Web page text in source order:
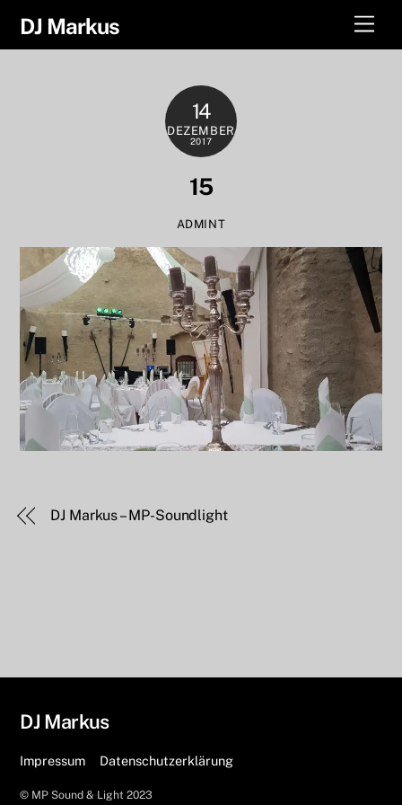
DJ Markus
14
DEZEMBER
2017
15
ADMINT
DJ Markus – MP-Soundlight
DJ Markus
Impressum Datenschutzerklärung
© MP Sound & Light 2023